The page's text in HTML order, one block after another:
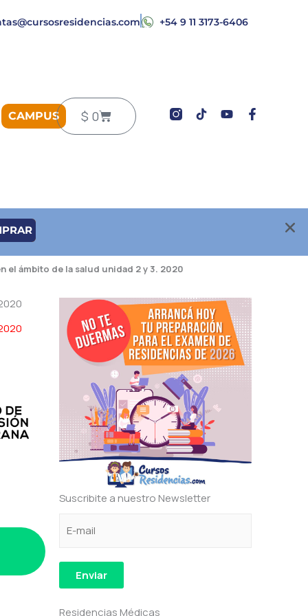
+54 9 11 3173-6406
CAMPUS $ 0Carrito Y F
a
-
el ámbito de la salud unidad 2 y 3. 2020
Suscribite a nuestro Newsletter
t
e
e
Enviar
Residencias Médicas